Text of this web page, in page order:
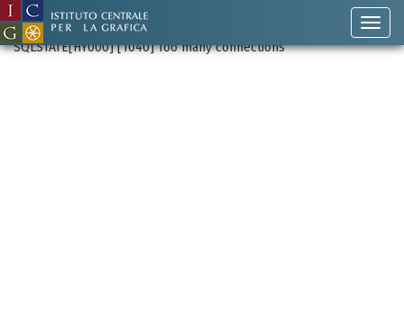
SQLSTATE[HY000] [1040] Too many connections